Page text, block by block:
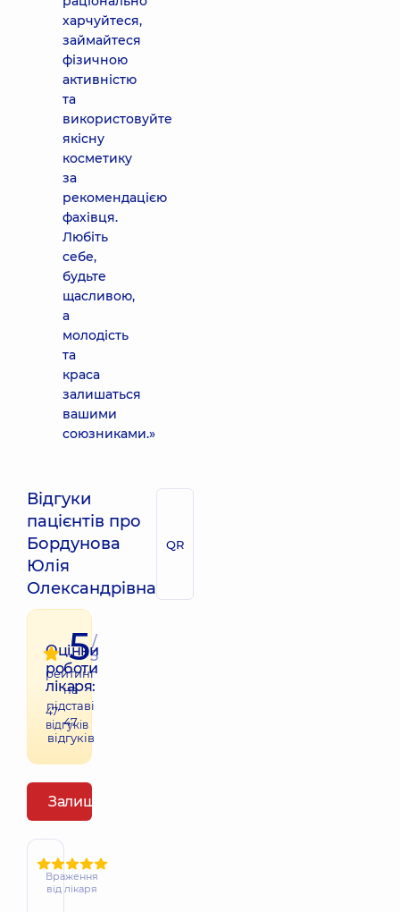
харчуйтеся,
займайтеся
фізичною
активністю
та
використовуйте
якісну
косметику
за
рекомендацією
фахівця.
Любіть
себе,
будьте
щасливою,
а
молодість
та
краса
залишаться
вашими
союзниками.»
Відгуки
пацієнтів про
Бордунова
Юлія
Олександрівна
QR
Оцінки
роботи
лікаря:
47
відгуків
5/
5
рейтинг
на
підставі
47
відгуків
Залишити відгук
Враження
від лікаря